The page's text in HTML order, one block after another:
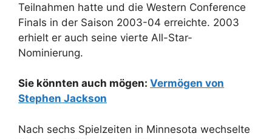
Teilnahmen hatte und die Western Conference
Finals in der Saison 2003-04 erreichte. 2003
erhielt er auch seine vierte All-Star-
Nominierung.
Sie könnten auch mögen: Vermögen von
Stephen Jackson
Nach sechs Spielzeiten in Minnesota wechselte